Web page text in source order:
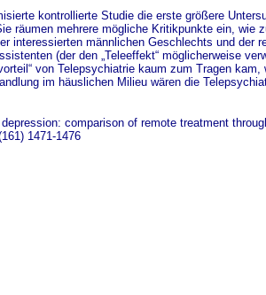
kontrollierte Studie die erste größere
räumen mehrere mögliche Kritikpunkte ein, wie
interessierten männlichen Geschlechts und der
(der den „Teleeffekt“ möglicherweise
von Telepsychiatrie kaum zum Tragen kam,
im häuslichen Milieu wären die
comparison of remote treatment
1471-1476